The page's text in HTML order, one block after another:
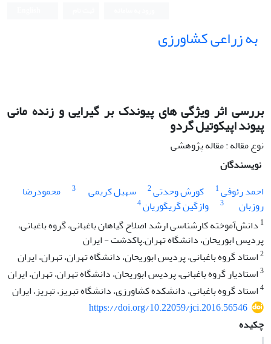
به زراعی کشاورزی
بررسی اثر ویژگی های پیوندک بر گیرایی و زنده مانی
پیوند اپیکوتیل گردو
نوع مقاله : مقاله پژوهشی
نویسندگان
احمد رئوفی1 کورش وحدتی2 سهیل کریمی 3
محمودرضا
روزبان
3 وازگین گریگوریان4
1 دانش‌آموخته کارشناسی ارشد اصلاح گیاهان باغبانی، گروه باغبانی،
پردیس ابوریحان، دانشگاه تهران.پاکدشت - ایران
2استاد گروه باغبانی، پردیس ابوریحان، دانشگاه تهران، تهران، ایران
3استادیار گروه باغبانی، پردیس ابوریحان، دانشگاه تهران، تهران، ایران
4استاد گروه باغبانی، دانشکده کشاورزی، دانشگاه تبریز، تبریز، ایران
https://doi.org/10.22059/jci.2016.56546
چکیده